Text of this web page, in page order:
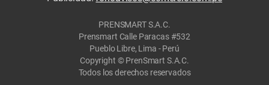
PRENSMART S.A.C.
Prensmart Calle Paracas #532
Pueblo Libre, Lima - Perú
Copyright © PrenSmart S.A.C.
Todos los derechos reservados